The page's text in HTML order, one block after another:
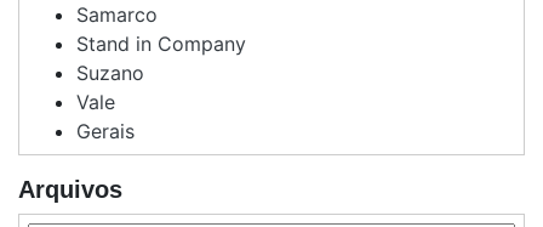
Samarco
Stand in Company
Suzano
Vale
Gerais
Arquivos